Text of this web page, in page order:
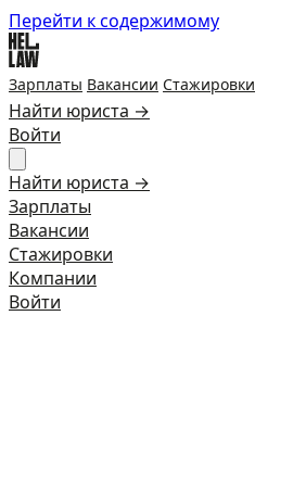
Перейти к содержимому
Зарплаты Вакансии Стажировки
Найти юриста →
Войти
Найти юриста →
Зарплаты
Вакансии
Стажировки
Компании
Войти